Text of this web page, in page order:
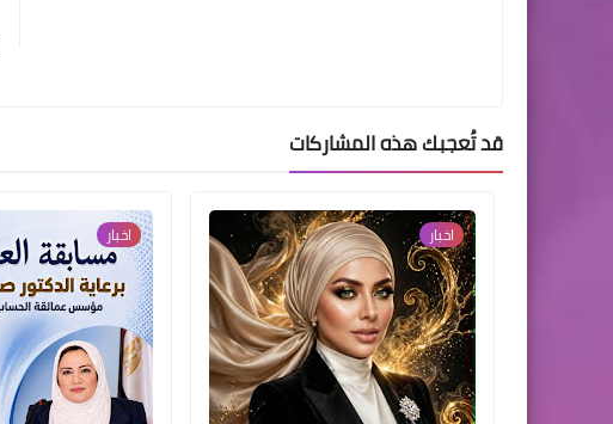
قد تُعجبك هذه المشاركات
اخبار اخبار